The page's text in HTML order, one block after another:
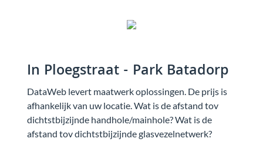
In Ploegstraat - Park Batadorp
DataWeb levert maatwerk oplossingen. De prijs is
afhankelijk van uw locatie. Wat is de afstand tov
dichtstbijzijnde handhole/mainhole? Wat is de
afstand tov dichtstbijzijnde glasvezelnetwerk?